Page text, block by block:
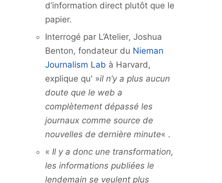
d’information direct plutôt que le
papier.
Interrogé par L’Atelier, Joshua
Benton, fondateur du Nieman
Journalism Lab à Harvard,
explique qu' »il n’y a plus aucun
doute que le web a
complètement dépassé les
journaux comme source de
nouvelles de dernière minute« .
« Il y a donc une transformation,
les informations publiées le
lendemain se veulent plus